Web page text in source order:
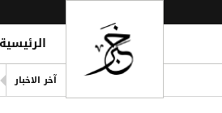
الرئيسية
آخر الاخبار